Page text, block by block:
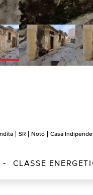
SR Noto Casa
CLASSE